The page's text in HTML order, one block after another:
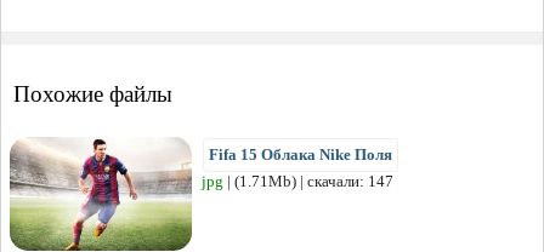
Похожие файлы
Fifa 15 Облака Nike Поля
jpg | (1.71Mb) | скачали: 147